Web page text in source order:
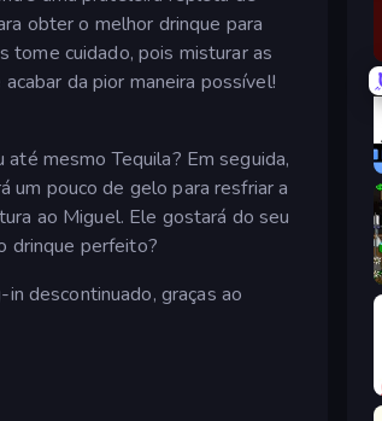
obter o melhor drinque para
tome cuidado, pois misturar as
da pior maneira possível!
mesmo Tequila? Em seguida,
um pouco de gelo para resfriar a
ao Miguel. Ele gostará do seu
drinque perfeito?
descontinuado, graças ao